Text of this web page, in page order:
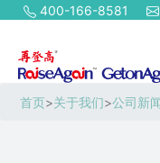
400-166-8581
首页>关于我们>公司新